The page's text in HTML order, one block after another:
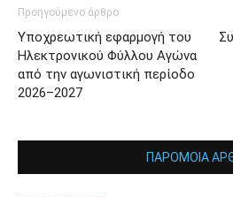
Προηγούμενο άρθρο
Υποχρεωτική εφαρμογή του
Ηλεκτρονικού Φύλλου Αγώνα
από την αγωνιστική περίοδο
2026–2027
ΠΑΡΟΜΟΙΑ